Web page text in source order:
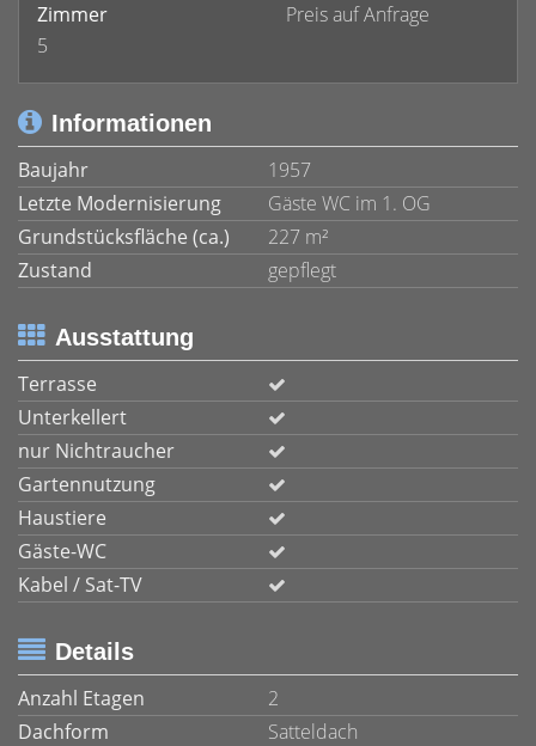
Zimmer
5
Preis auf Anfrage
Informationen
Baujahr
1957
Letzte Modernisierung
Gäste WC im 1. OG
Grundstücksfläche (ca.)
227 m²
Zustand
gepflegt
Ausstattung
Terrasse
Unterkellert
nur Nichtraucher
Gartennutzung
Haustiere
Gäste-WC
Kabel / Sat-TV
Details
Anzahl Etagen
2
Dachform
Satteldach